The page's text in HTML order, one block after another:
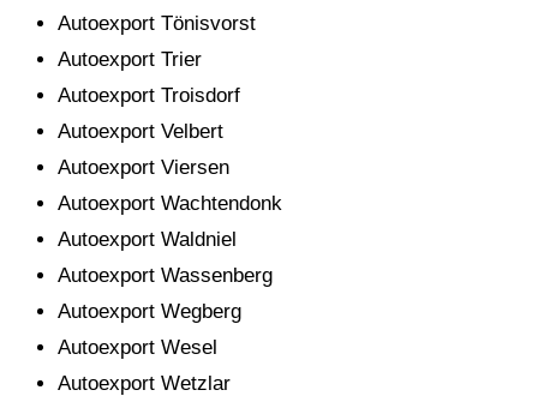
Autoexport Tönisvorst
Autoexport Trier
Autoexport Troisdorf
Autoexport Velbert
Autoexport Viersen
Autoexport Wachtendonk
Autoexport Waldniel
Autoexport Wassenberg
Autoexport Wegberg
Autoexport Wesel
Autoexport Wetzlar